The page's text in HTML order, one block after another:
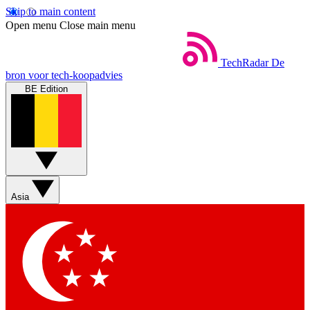
Skip to main content
Open menu Close main menu
TechRadar De
bron voor tech-koopadvies
BE Edition
Asia